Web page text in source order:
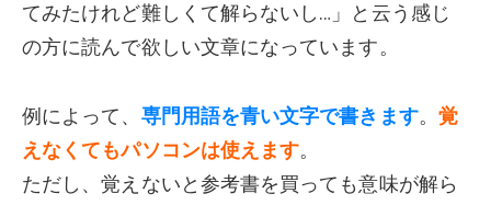
てみたけれど難しくて解らないし…」と云う感じ
の方に読んで欲しい文章になっています。
例によって、 専門用語を青い文字で書きます。 覚
えなくてもパソコンは使えます。
ただし、覚えないと参考書を買っても意味が解ら